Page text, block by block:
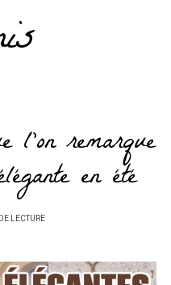
remarque
en été
LECTURE